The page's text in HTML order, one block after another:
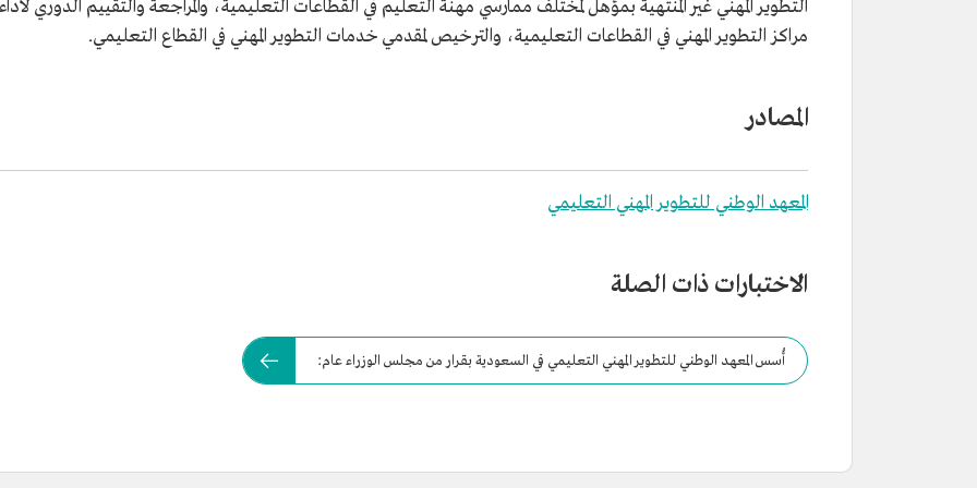
التطوير المهني غير المنتهية بمؤهل لمختلف ممارسي مهنة التعليم في القطاعات التعليمية، والمراجعة والتقييم الدوري
مراكز التطوير المهني في القطاعات التعليمية، والترخيص لمقدمي خدمات التطوير المهني في القطاع التعليمي.
المصادر
المعهد الوطني للتطوير المهني التعليمي
الاختبارات ذات الصلة
أُسس المعهد الوطني للتطوير المهني التعليمي في السعودية بقرار من مجلس الوزراء عام: